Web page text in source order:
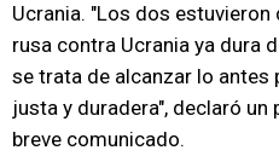
Ucrania. "Los dos
rusa contra Ucrania ya dura
se trata de alcanzar lo antes
justa y duradera", declaró un
breve comunicado.